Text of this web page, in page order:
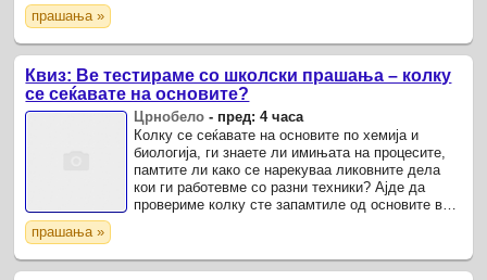
прашања »
Квиз: Ве тестираме со школски прашања – колку
се сеќавате на основите?
Црнобело - пред: 4 часа
Колку се сеќавате на основите по хемија и
биологија, ги знаете ли имињата на процесите,
памтите ли како се нарекуваа ликовните дела
кои ги работевме со разни техники? Ајде да
провериме колку сте запамтиле од основите во
прашања »